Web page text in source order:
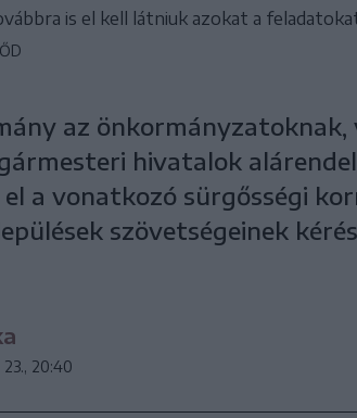
is el kell látniuk azokat a
az önkormányzatoknak,
hivatalok
a vonatkozó sürgősségi
szövetségeinek
20:40